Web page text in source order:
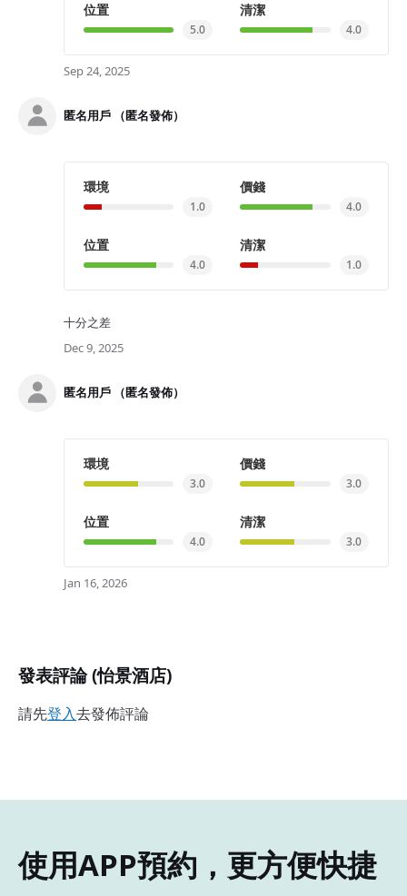
位置
5.0
清潔
4.0
Sep 24, 2025
匿名用戶 （匿名發佈）
環境
1.0
價錢
4.0
位置
4.0
清潔
1.0
十分之差
Dec 9, 2025
匿名用戶 （匿名發佈）
環境
3.0
價錢
3.0
位置
4.0
清潔
3.0
Jan 16, 2026
發表評論 (怡景酒店)
請先登入去發佈評論
使用APP預約，更方便快捷